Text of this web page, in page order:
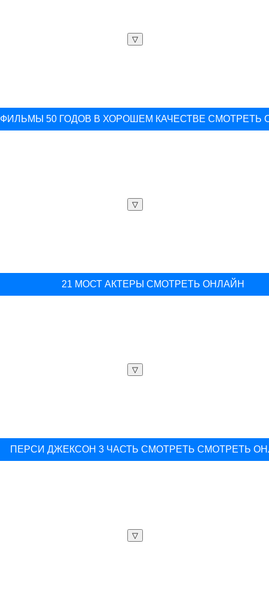
▽
ФИЛЬМЫ 50 ГОДОВ В ХОРОШЕМ КАЧЕСТВЕ СМОТРЕТЬ
▽
21 МОСТ АКТЕРЫ СМОТРЕТЬ ОНЛАЙН
▽
ПЕРСИ ДЖЕКСОН 3 ЧАСТЬ СМОТРЕТЬ СМОТРЕТЬ
▽